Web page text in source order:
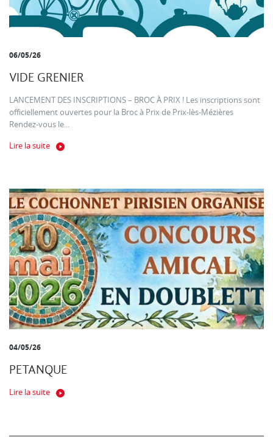
06/05/26
VIDE GRENIER
LANCEMENT DES INSCRIPTIONS – BROC À PRIX ! Les inscriptions sont
officiellement ouvertes pour la Broc à Prix de Prix-lès-Mézières
Rendez-vous le...
Lire la suite
04/05/26
PETANQUE
Lire la suite